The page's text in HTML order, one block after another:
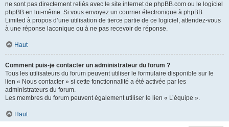
ne sont pas directement reliés avec le site internet de phpBB.com ou le logiciel
phpBB en lui-même. Si vous envoyez un courrier électronique à phpBB
Limited à propos d’une utilisation de tierce partie de ce logiciel, attendez-vous
à une réponse laconique ou à ne pas recevoir de réponse.
Haut
Comment puis-je contacter un administrateur du forum ?
Tous les utilisateurs du forum peuvent utiliser le formulaire disponible sur le
lien « Nous contacter » si cette fonctionnalité a été activée par les
administrateurs du forum.
Les membres du forum peuvent également utiliser le lien « L’équipe ».
Haut